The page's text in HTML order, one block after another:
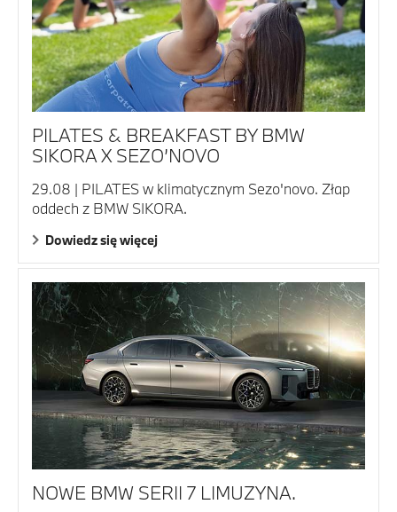
PILATES & BREAKFAST BY BMW
SIKORA X SEZO’NOVO
29.08 | PILATES w klimatycznym Sezo'novo. Złap
oddech z BMW SIKORA.
Dowiedz się więcej
NOWE BMW SERII 7 LIMUZYNA.